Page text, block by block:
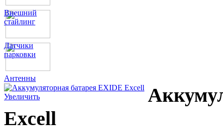
Внешний
стайлинг
Датчики
парковки
Антенны
Увеличить
Excell